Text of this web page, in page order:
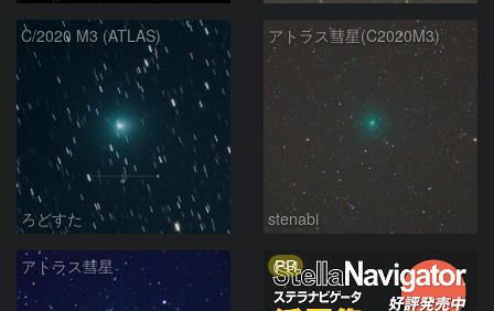
C/2020 M3 (ATLAS)
ろどすた
アトラス彗星(C2020M3)
stenabi
アトラス彗星 PR